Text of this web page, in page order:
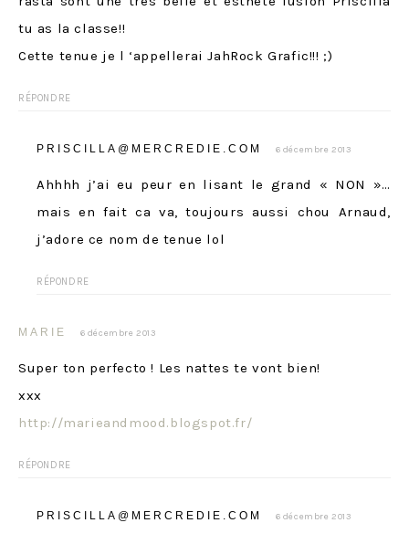
tu as la classe!!
Cette tenue je l ‘appellerai JahRock Grafic!!! ;)
RÉPONDRE
PRISCILLA@MERCREDIE.COM 6 décembre 2013
Ahhhh j’ai eu peur en lisant le grand « NON »…
mais en fait ca va, toujours aussi chou Arnaud,
j’adore ce nom de tenue lol
RÉPONDRE
MARIE 6 décembre 2013
Super ton perfecto ! Les nattes te vont bien!
xxx
http://marieandmood.blogspot.fr/
RÉPONDRE
PRISCILLA@MERCREDIE.COM 6 décembre 2013